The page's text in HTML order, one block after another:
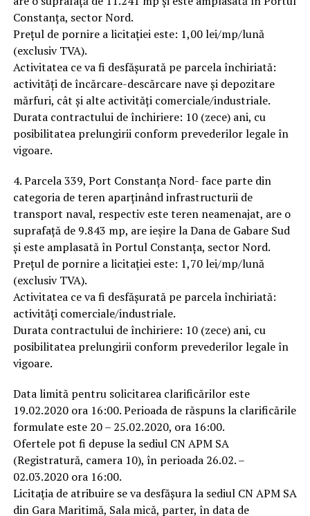
Constanța, sector Nord.
Prețul de pornire a licitației este: 1,00 lei/mp/lună
(exclusiv TVA).
Activitatea ce va fi desfășurată pe parcela închiriată:
activități de încărcare-descărcare nave și depozitare
mărfuri, cât și alte activități comerciale/industriale.
Durata contractului de închiriere: 10 (zece) ani, cu
posibilitatea prelungirii conform prevederilor legale în
vigoare.
4. Parcela 339, Port Constanța Nord- face parte din
categoria de teren aparținând infrastructurii de
transport naval, respectiv este teren neamenajat, are o
suprafață de 9.843 mp, are ieșire la Dana de Gabare Sud
și este amplasată în Portul Constanța, sector Nord.
Prețul de pornire a licitației este: 1,70 lei/mp/lună
(exclusiv TVA).
Activitatea ce va fi desfășurată pe parcela închiriată:
activități comerciale/industriale.
Durata contractului de închiriere: 10 (zece) ani, cu
posibilitatea prelungirii conform prevederilor legale în
vigoare.
Data limită pentru solicitarea clarificărilor este
19.02.2020 ora 16:00. Perioada de răspuns la clarificările
formulate este 20 – 25.02.2020, ora 16:00.
Ofertele pot fi depuse la sediul CN APM SA
(Registratură, camera 10), în perioada 26.02. –
02.03.2020 ora 16:00.
Licitația de atribuire se va desfășura la sediul CN APM SA
din Gara Maritimă, Sala mică, parter, în data de